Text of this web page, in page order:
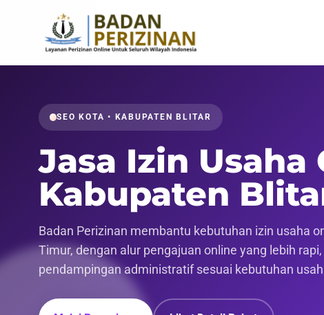
SEO KOTA • KABUPATEN BLITAR
Jasa Izin Usaha
Kabupaten
Badan Perizinan membantu kebutuhan izin usaha
Timur, dengan alur pengajuan online yang lebih
pendampingan administratif sesuai kebutuhan